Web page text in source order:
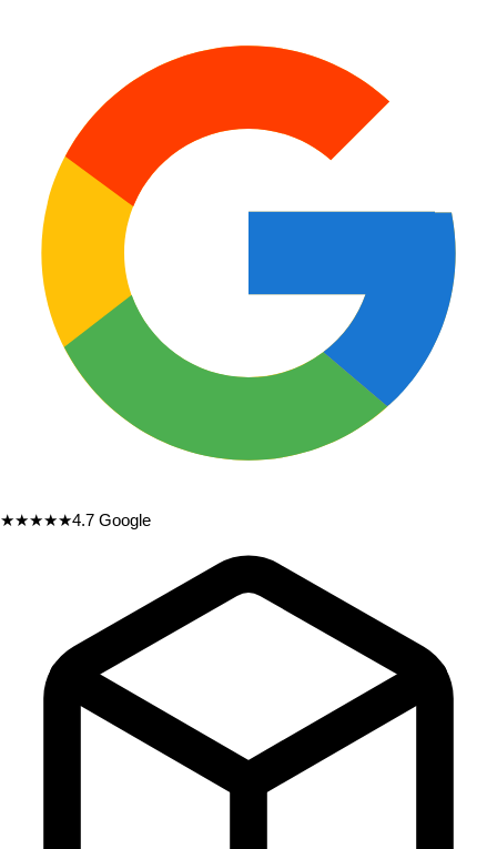
★★★★★4.7 Google